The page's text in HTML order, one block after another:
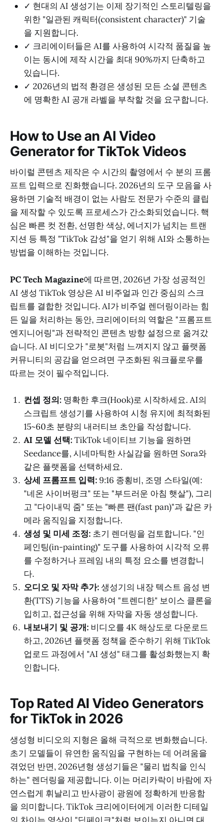
✓ 현대의 AI 생성기는 이제 장기적인 스토리텔링을
위한 "일관된 캐릭터(consistent character)" 기술
을 지원합니다.
✓ 크리에이터들은 AI를 사용하여 시각적 품질을 높
이는 동시에 제작 시간을 최대 90%까지 단축하고
있습니다.
✓ 2026년의 법적 환경은 생성된 모든 소셜 콘텐츠
에 명확한 AI 공개 라벨을 부착할 것을 요구합니다.
How to Use an AI Video
Generator for TikTok Videos
바이럴 콘텐츠 제작은 수 시간의 촬영에서 수 분의 프롬
프트 입력으로 진화했습니다. 2026년의 도구 모음을 사
용하면 기술적 배경이 없는 사람도 전문가 수준의 클립
을 제작할 수 있도록 프로세스가 간소화되었습니다. 핵
심은 빠른 컷 전환, 선명한 색상, 에너지가 넘치는 트랜
지션 등 특정 "TikTok 감성"을 얻기 위해 AI와 소통하는
방법을 이해하는 것입니다.
PC Tech Magazine에 따르면, 2026년 가장 성공적인
AI 생성 TikTok 영상은 AI 비주얼과 인간 중심의 스크
립트를 결합한 것입니다. AI가 비주얼 렌더링이라는 힘
든 일을 처리하는 동안, 크리에이터의 역할은 "프롬프트
엔지니어링"과 전략적인 콘텐츠 방향 설정으로 옮겨갔
습니다. AI 비디오가 "로봇"처럼 느껴지지 않고 플랫폼
커뮤니티의 공감을 얻으려면 구조화된 워크플로우를
따르는 것이 필수적입니다.
컨셉 정의: 명확한 후크(Hook)로 시작하세요. AI의
스크립트 생성기를 사용하여 시청 유지에 최적화된
15~60초 분량의 내러티브 초안을 작성합니다.
AI 모델 선택:TikTok 네이티브 기능을 원하면
Seedance를, 시네마틱한 사실감을 원하면 Sora와
같은 플랫폼을 선택하세요.
상세 프롬프트 입력:9:16 종횡비, 조명 스타일(예:
"네온 사이버펑크" 또는 "부드러운 아침 햇살"), 그리
고 "다이내믹 줌" 또는 "빠른 팬(fast pan)"과 같은 카
메라 움직임을 지정합니다.
생성 및 미세 조정: 초기 렌더링을 검토합니다. "인
페인팅(in-painting)" 도구를 사용하여 시각적 오류
를 수정하거나 프레임 내의 특정 요소를 변경합니
다.
오디오 및 자막 추가:생성기의 내장 텍스트 음성 변
환(TTS) 기능을 사용하여 "트렌디한" 보이스 클론을
입히고, 접근성을 위해 자막을 자동 생성합니다.
내보내기 및 공개: 비디오를 4K 해상도로 다운로드
하고, 2026년 플랫폼 정책을 준수하기 위해 TikTok
업로드 과정에서 "AI 생성" 태그를 활성화했는지 확
인합니다.
Top Rated AI Video Generators
for TikTok in 2026
생성형 비디오의 지형은 올해 극적으로 변화했습니다.
초기 모델들이 유연한 움직임을 구현하는 데 어려움을
겪었던 반면, 2026년형 생성기들은 "물리 법칙을 인식
하는" 렌더링을 제공합니다. 이는 머리카락이 바람에 자
연스럽게 휘날리고 반사광이 광원에 정확하게 반응함
을 의미합니다. TikTok 크리에이터에게 이러한 디테일